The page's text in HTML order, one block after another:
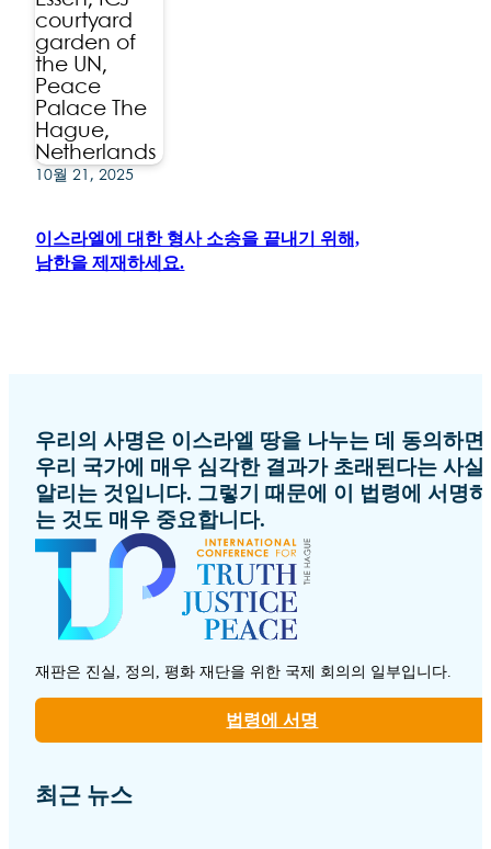
10월 21, 2025
이스라엘에 대한 형사 소송을 끝내기 위해,
남한을 제재하세요.
우리의 사명은 이스라엘 땅을 나누는 데 동의하면
우리 국가에 매우 심각한 결과가 초래된다는 사실
알리는 것입니다. 그렇기 때문에 이 법령에 서명하
는 것도 매우 중요합니다.
재판은 진실, 정의, 평화 재단을 위한 국제 회의의 일부입니다.
법령에 서명
최근 뉴스